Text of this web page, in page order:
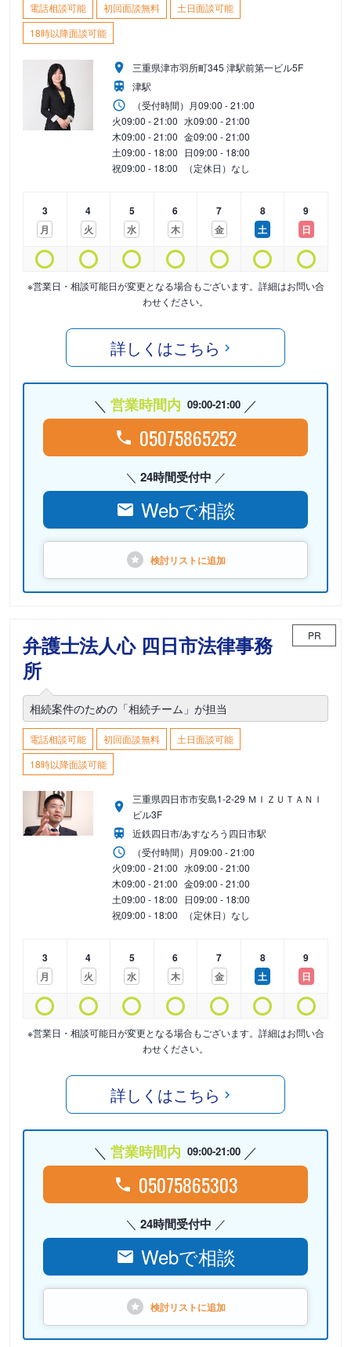
電話相談可能 初回面談無料
土日面談可能
18時以降面談可能
三重県津市羽所町345 津駅前第一ビル5F
津駅
（受付時間） 月09:00 - 21:00
火09:00 - 21:00 水09:00 - 21:00
木09:00 - 21:00 金09:00 - 21:00
土09:00 - 18:00 日09:00 - 18:00
祝09:00 - 18:00 （定休日）なし
3
月
4
火
5
水
6
木
7
金
8
土
9
日
※営業日・相談可能日が変更となる場合もございます。詳細はお問い合
わせください。
詳しくはこちら
営業時間内 09:00-21:00
05075865252
24時間受付中
Webで相談
検討リストに追加
弁護士法人心 四日市法律事務
所
PR
相続案件のための「相続チーム」が担当
電話相談可能 初回面談無料
土日面談可能
18時以降面談可能
三重県四日市市安島1-2-29 ＭＩＺＵＴＡＮＩ
ビル3F
近鉄四日市/あすなろう四日市駅
（受付時間） 月09:00 - 21:00
火09:00 - 21:00 水09:00 - 21:00
木09:00 - 21:00 金09:00 - 21:00
土09:00 - 18:00 日09:00 - 18:00
祝09:00 - 18:00 （定休日）なし
3
月
4
火
5
水
6
木
7
金
8
土
9
日
※営業日・相談可能日が変更となる場合もございます。詳細はお問い合
わせください。
詳しくはこちら
営業時間内 09:00-21:00
05075865303
24時間受付中
Webで相談
検討リストに追加